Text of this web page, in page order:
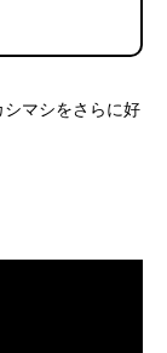
マシをさらに好